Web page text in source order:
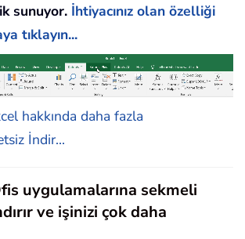
sunuyor. İhtiyacınız olan özelliği
tıklayın...
hakkında daha fazla
İndir...
uygulamalarına sekmeli
ve işinizi çok daha